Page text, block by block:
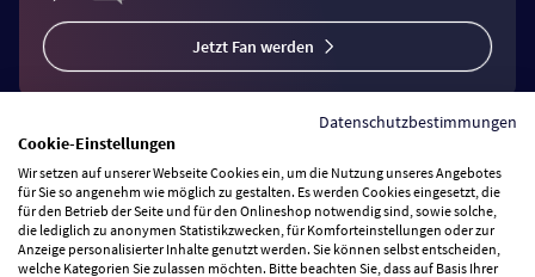
Jetzt Fan werden
Vertrag widerrufen
Zahlungsarten
Datenschutzbestimmungen
Cookie-Einstellungen
Wir setzen auf unserer Webseite Cookies ein, um die Nutzung unseres Angebotes
für Sie so angenehm wie möglich zu gestalten. Es werden Cookies eingesetzt, die
für den Betrieb der Seite und für den Onlineshop notwendig sind, sowie solche,
die lediglich zu anonymen Statistikzwecken, für Komforteinstellungen oder zur
Anzeige personalisierter Inhalte genutzt werden. Sie können selbst entscheiden,
welche Kategorien Sie zulassen möchten. Bitte beachten Sie, dass auf Basis Ihrer